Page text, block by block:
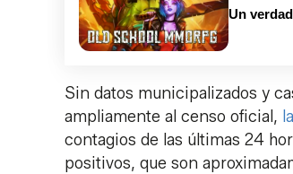
Un
Sin datos municipalizados y
ampliamente al censo oficial,
contagios de las últimas 24
positivos, que son